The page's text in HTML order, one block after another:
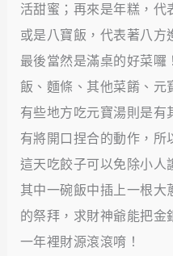
活甜蜜；再來是年糕，代
或是八寶飯，代表著八方
最後當然是滿桌的好菜囉
飯、麵條、其他菜餚、元
有些地方吃元寶湯則是
有將開口捏合的動作，
這天吃餃子可以免除小人
其中一碗飯中插上一根
的祭拜，求財神爺能把金
一年裡財源滾滾唷！